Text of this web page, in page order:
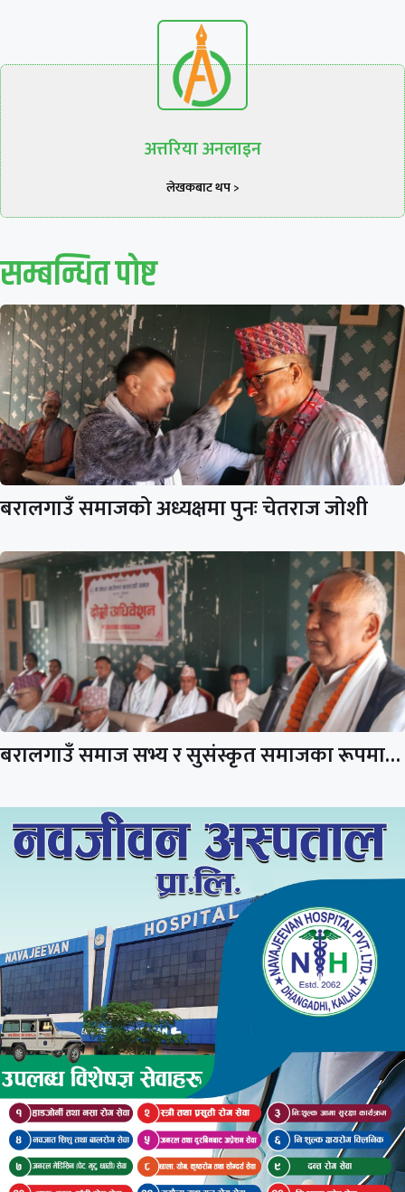
अत्तरिया अनलाइन
लेखकबाट थप >
सम्बन्धित पाेष्ट
बरालगाउँ समाजको अध्यक्षमा पुनः चेतराज जोशी
बरालगाउँ समाज सभ्य र सुसंस्कृत समाजका रूपमा…